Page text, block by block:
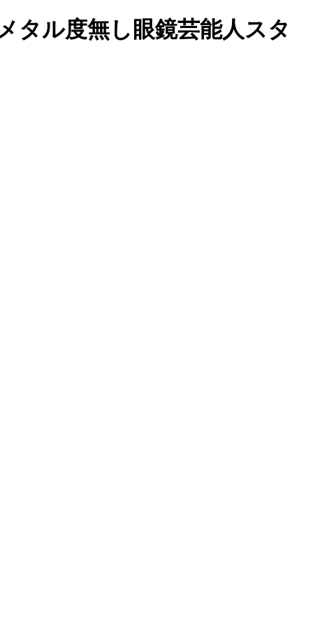
タル度無し眼鏡芸能人スタ